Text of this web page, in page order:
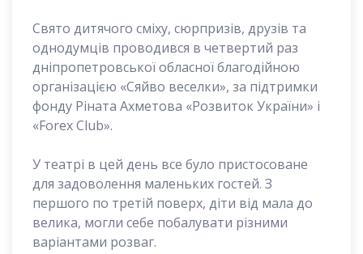
Свято дитячого сміху, сюрпризів, друзів та
однодумців проводився в четвертий раз
дніпропетровської обласної благодійною
організацією «Сяйво веселки», за підтримки
фонду Ріната Ахметова «Розвиток України» і
«Forex Club».
У театрі в цей день все було пристосоване
для задоволення маленьких гостей. З
першого по третій поверх, діти від мала до
велика, могли себе побалувати різними
варіантами розваг.